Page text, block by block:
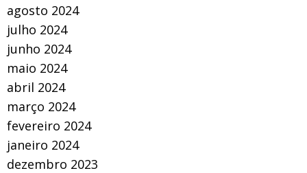
agosto 2024
julho 2024
junho 2024
maio 2024
abril 2024
março 2024
fevereiro 2024
janeiro 2024
dezembro 2023